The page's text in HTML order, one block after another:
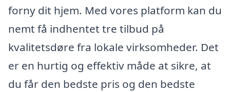
forny dit hjem. Med vores platform kan du
nemt få indhentet tre tilbud på
kvalitetsdøre fra lokale virksomheder. Det
er en hurtig og effektiv måde at sikre, at
du får den bedste pris og den bedste